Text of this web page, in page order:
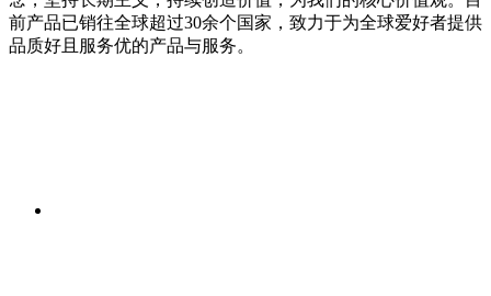
前产品已销往全球超过30余个国家，致力于为全球爱好者提供
品质好且服务优的产品与服务。